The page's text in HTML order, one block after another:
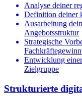
Analyse deiner
Definition deiner
Ausarbeitung
Angebotsstruktur
Strategische
Entwicklung
Zielgruppe
Strukturierte